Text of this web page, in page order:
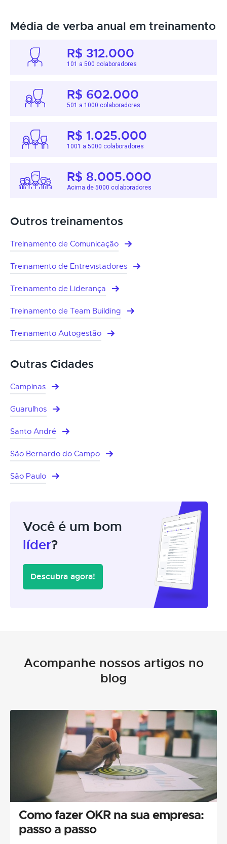
Média de verba anual em treinamento
R$ 312.000
101 a 500 colaboradores
R$ 602.000
501 a 1000 colaboradores
R$ 1.025.000
1001 a 5000 colaboradores
R$ 8.005.000
Acima de 5000 colaboradores
Outros treinamentos
Treinamento de Comunicação
Treinamento de Entrevistadores
Treinamento de Liderança
Treinamento de Team Building
Treinamento Autogestão
Outras Cidades
Campinas
Guarulhos
Santo André
São Bernardo do Campo
São Paulo
Você é um bom
líder?
Descubra agora!
Acompanhe nossos artigos no
blog
Como fazer OKR na sua empresa:
passo a passo